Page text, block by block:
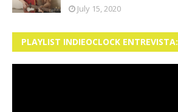
July 15, 2020
PLAYLIST INDIEOCLOCK ENTREVISTA: